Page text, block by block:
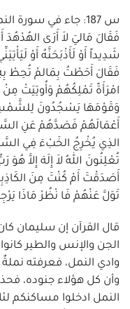
فَقَالَ مَاليَ لاَ أَرَى الهُدْهُدَ
شَدِيداً أَوْ لَأَذْبَحَنَّهُ أَوْ
فَقَالَ أَحَطْتُ بِمَالمْ تُحِطْ
امْرَأَةً تَمْلِكُهُمْ وَأُوتِيَتْ
وَقَوْمَهَا يَسْجُدُونَ
أَعْمَالَهُمْ فَصَدَّهُمْ عَنِ
الذِي يُخْرِجُ الخَبْءَ فِي
تُعْلِنُونَ اللهُ لاَ إِلَهَ إِلاَّ
أَصَدَقْتَ أَمْ كُنْتَ مِنَ
تَوَلَّ عَنْهُمْ فَا نْظُرْ مَاذَا
قال القرآن إن سليمان
الجن والإنس والطير
وادي النمل، فعرفته
وأن كل هؤلاء جنوده،
النمل ادخلوا مساكنكم